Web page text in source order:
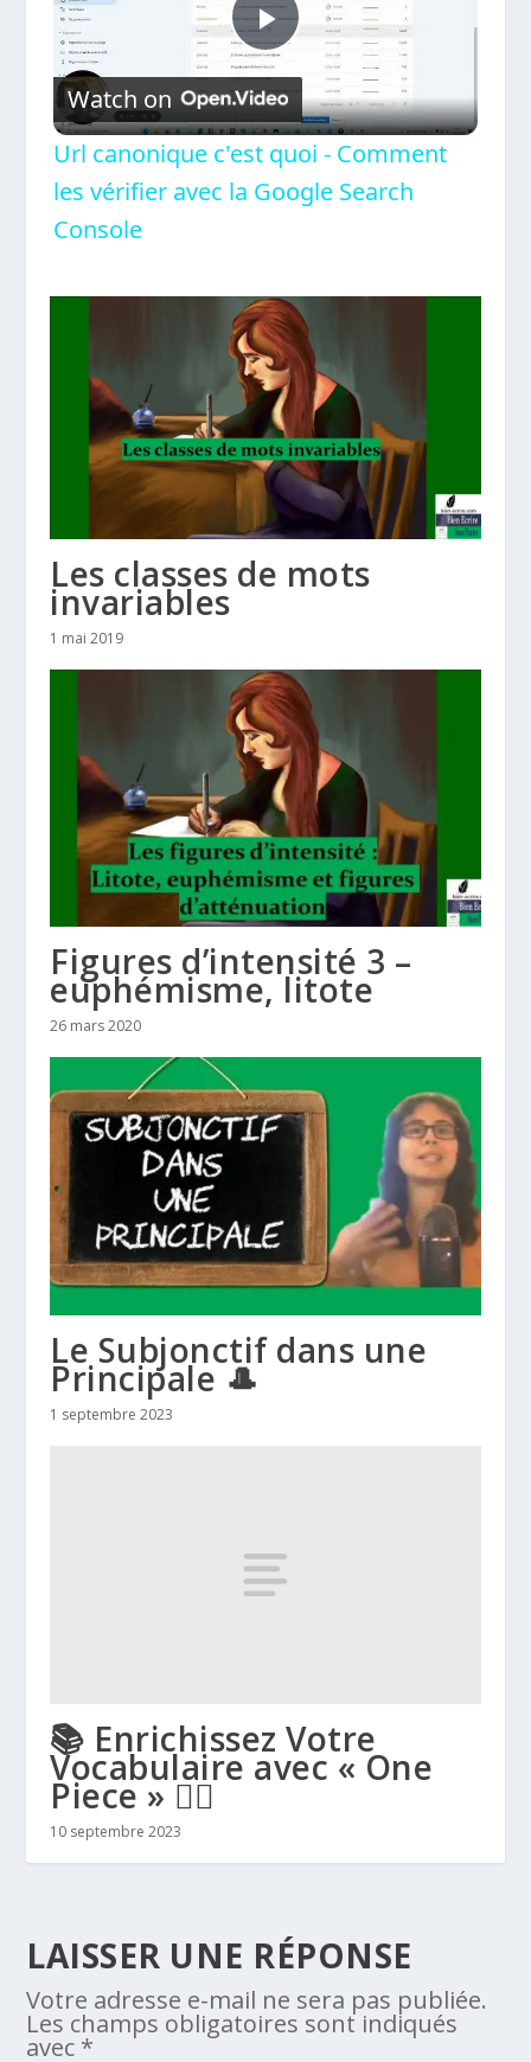
Play
Video
Watch on
Url canonique c'est quoi - Comment
les vérifier avec la Google Search
Console
Les classes de mots
invariables
1 mai 2019
Figures d’intensité 3 –
euphémisme, litote
26 mars 2020
Le Subjonctif dans une
Principale 🎩
1 septembre 2023
📚 Enrichissez Votre
Vocabulaire avec « One
Piece » 🏴‍☠️
10 septembre 2023
LAISSER UNE RÉPONSE
Votre adresse e-mail ne sera pas publiée.
Les champs obligatoires sont indiqués
avec *